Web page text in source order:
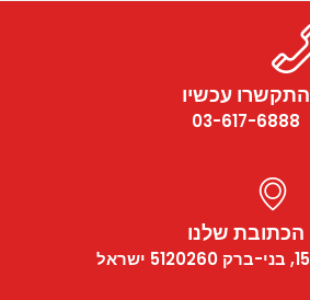
התקשרו עכשיו
03-617-6888
הכתובת שלנו